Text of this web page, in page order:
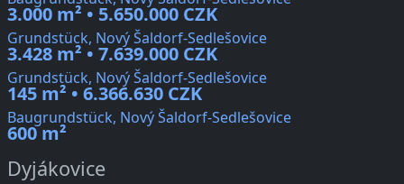
3.000 m² • 5.650.000 CZK
Grundstück, Nový Šaldorf-Sedlešovice
3.428 m² • 7.639.000 CZK
Grundstück, Nový Šaldorf-Sedlešovice
145 m² • 6.366.630 CZK
Baugrundstück, Nový Šaldorf-Sedlešovice
600 m²
Dyjákovice